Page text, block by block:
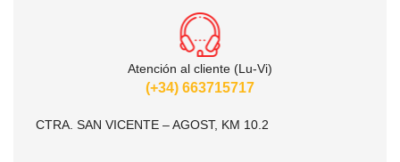
Atención al cliente (Lu-Vi)
(+34) 663715717
CTRA. SAN VICENTE – AGOST, KM 10.2